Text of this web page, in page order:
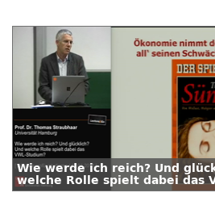
Wie werde ich reich? Und
welche Rolle spielt dabei das